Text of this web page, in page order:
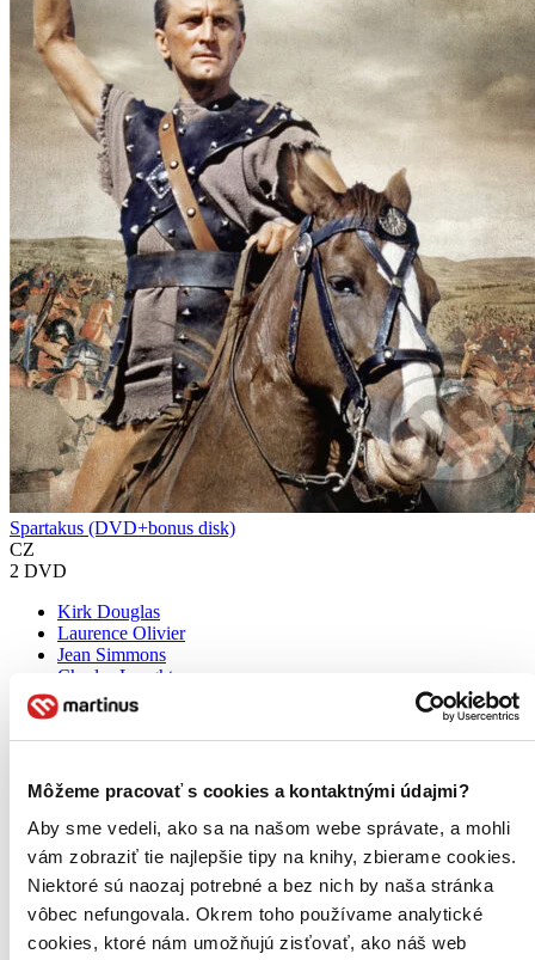
Môžeme pracovať s cookies a kontaktnými údajmi?
Aby sme vedeli, ako sa na našom webe správate, a mohli
vám zobraziť tie najlepšie tipy na knihy, zbierame cookies.
Niektoré sú naozaj potrebné a bez nich by naša stránka
vôbec nefungovala. Okrem toho používame analytické
cookies, ktoré nám umožňujú zisťovať, ako náš web
Spartakus (DVD+bonus disk)
CZ
2 DVD
Kirk Douglas
Laurence Olivier
Jean Simmons
Charles Laughton
Peter Ustinov
ďalší
příběhem odvážného gladiátora (Kirk Douglas), který vedl
triumfální povstání otroků. Tato velkolepá podívaná, obnovená z
originálního 35MM materiálu, získala čtyři Ceny Akademie(R)...
DVD film
7,50 €
Do 4 – 6 dní
Tento produkt momentálne nemáme na sklade, ale zvyčajne
vám ho vieme zabezpečiť a odoslať do 4 – 6 dní. A